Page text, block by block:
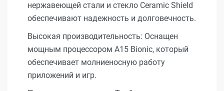
нержавеющей стали и стекло Ceramic Shield
обеспечивают надежность и долговечность.
Высокая производительность: Оснащен
мощным процессором A15 Bionic, который
обеспечивает молниеносную работу
приложений и игр.